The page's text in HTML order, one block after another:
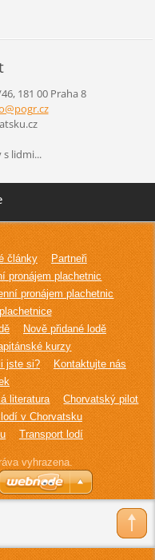
181 00 Praha 8
r.cz
s lidmi...
články
Partneři
pronájem plachetnic
pronájem plachetnic
Nově přidané lodě
kurzy
jste si?
Kontaktujte nás
literatura
Chorvatský pilot
v Chorvatsku
Transport lodí
vyhrazena.